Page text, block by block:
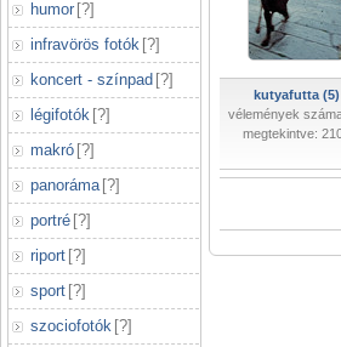
humor [?]
infravörös fotók [?]
koncert - színpad [?]
légifotók [?]
makró [?]
panoráma [?]
portré [?]
riport [?]
sport [?]
szociofotók [?]
kutyafutta (5)
vélemények
megtekintve: